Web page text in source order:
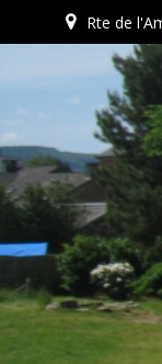
au
Rte de